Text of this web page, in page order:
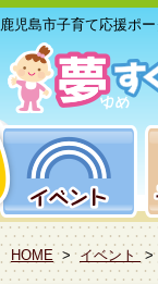
鹿児島市子育て応援ポ
HOME > イベント >